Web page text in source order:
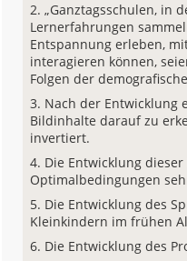
„Ganztagsschulen, in
Lernerfahrungen
Entspannung erleben,
interagieren können,
Folgen der
Nach der Entwicklung
Bildinhalte darauf zu
invertiert.
Die Entwicklung
Optimalbedingungen
Die Entwicklung des
Kleinkindern im frühen
Die Entwicklung des